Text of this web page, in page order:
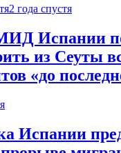
2 года спустя
Испании
из Сеуты
«до
Испании